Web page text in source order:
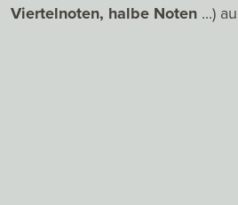
Viertelnoten, halbe Noten ...)